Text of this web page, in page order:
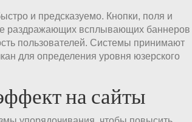
и предсказуемо. Кнопки, поля и
раздражающих всплывающих баннеров
пользователей. Системы принимают
для определения уровня юзерского
на сайты